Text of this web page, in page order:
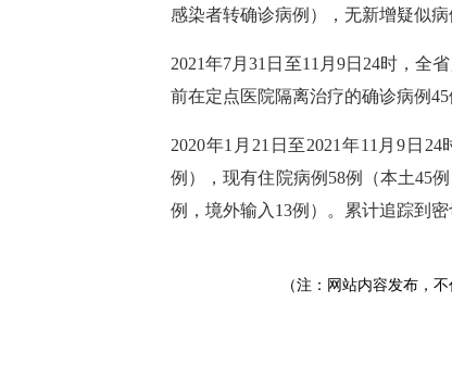
感染者转确诊病例），无新增疑似
2021年7月31日至11月9日24时，全
前在定点医院隔离治疗的确诊病例45
2020年1月21日至2021年11月9日
例），现有住院病例58例（本土45
例，境外输入13例）。累计追踪到密
（注：网站内容发布，